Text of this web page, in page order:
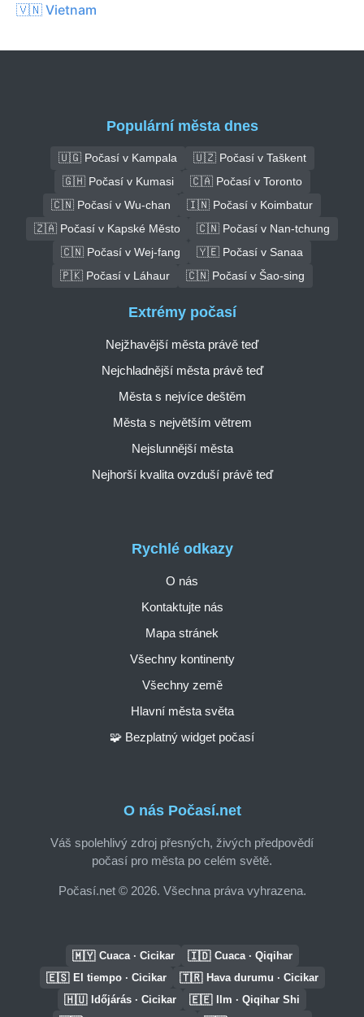
🇻🇳 Vietnam
Populární města dnes
🇺🇬 Počasí v Kampala
🇺🇿 Počasí v Taškent
🇬🇭 Počasí v Kumasi
🇨🇦 Počasí v Toronto
🇨🇳 Počasí v Wu-chan
🇮🇳 Počasí v Koimbatur
🇿🇦 Počasí v Kapské Město
🇨🇳 Počasí v Nan-tchung
🇨🇳 Počasí v Wej-fang
🇾🇪 Počasí v Sanaa
🇵🇰 Počasí v Láhaur
🇨🇳 Počasí v Šao-sing
O nás Počasí.net
Váš spolehlivý zdroj přesných, živých předpovědí
počasí pro města po celém světě.
Počasí.net © 2026. Všechna práva vyhrazena.
Rychlé odkazy
O nás
Kontaktujte nás
Mapa stránek
Všechny kontinenty
Všechny země
Hlavní města světa
🧩 Bezplatný widget počasí
Extrémy počasí
Nejžhavější města právě teď
Nejchladnější města právě teď
Města s nejvíce deštěm
Města s největším větrem
Nejslunnější města
Nejhorší kvalita ovzduší právě teď
🇲🇾 Cuaca · Cicikar 🇮🇩 Cuaca · Qiqihar
🇪🇸 El tiempo · Cicikar 🇹🇷 Hava durumu · Cicikar
🇭🇺 Időjárás · Cicikar 🇪🇪 Ilm · Qiqihar Shi